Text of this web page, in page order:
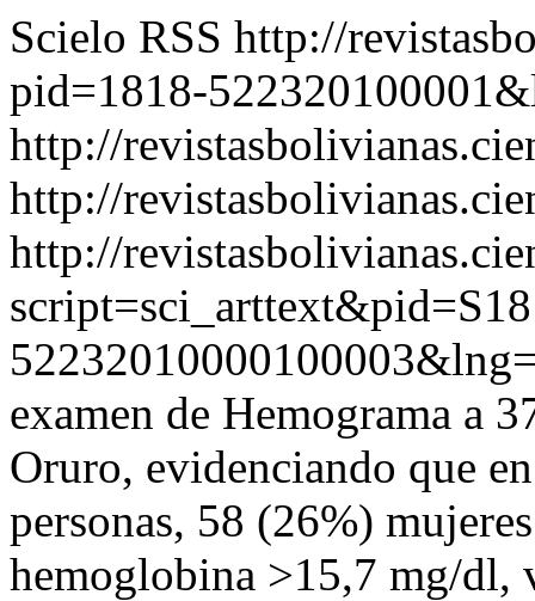
Scielo RSS http://
pid=1818-
http://
http://
http://
examen de Hemograma a
Oruro, evidenciando que
personas, 58 (26%)
hemoglobina >15,7 mg/dl,